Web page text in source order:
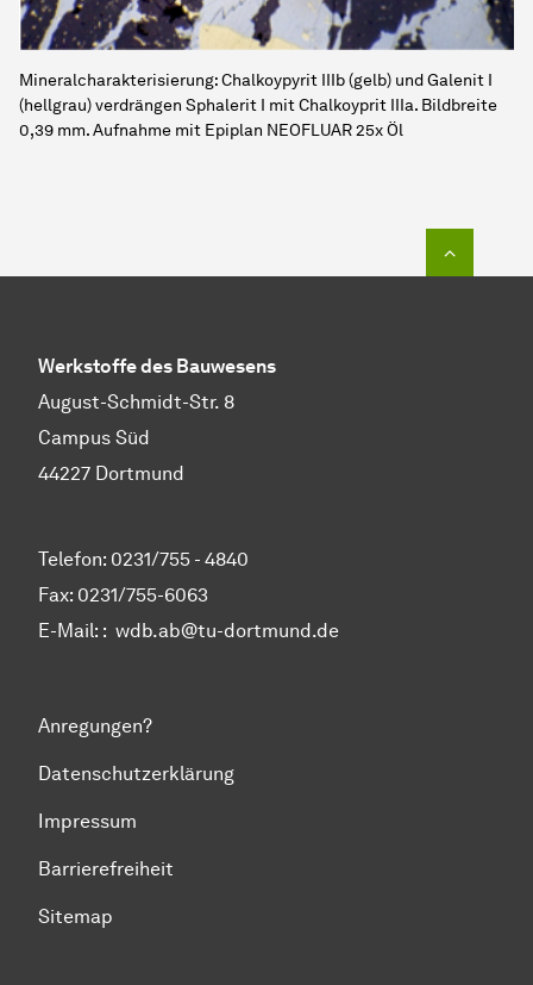
Mineralcharakterisierung: Chalkoypyrit IIIb (gelb) und Galenit I
(hellgrau) verdrängen Sphalerit I mit Chalkoyprit IIIa. Bildbreite
0,39 mm. Aufnahme mit Epiplan NEOFLUAR 25x Öl
Werkstoffe des Bauwesens
August-Schmidt-Str. 8
Campus Süd
44227 Dortmund
Telefon: 0231/755 - 4840
Fax: 0231/755-6063
E-Mail: : wdb.ab@tu-dortmund.de
Anregungen?
Datenschutzerklärung
Impressum
Barrierefreiheit
Sitemap